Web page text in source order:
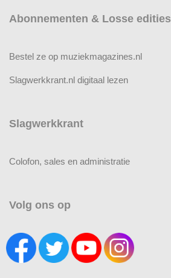
Abonnementen & Losse edities
Bestel ze op muziekmagazines.nl
Slagwerkkrant.nl digitaal lezen
Slagwerkkrant
Colofon, sales en administratie
Volg ons op